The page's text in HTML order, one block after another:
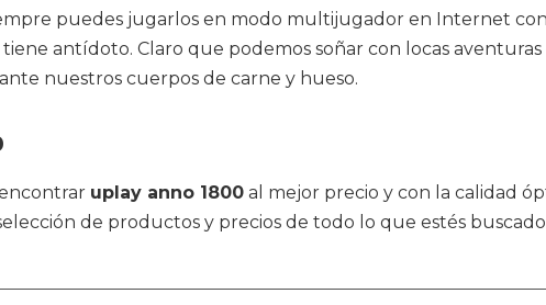
puedes jugarlos en modo multijugador en Internet
antídoto. Claro que podemos soñar con locas
nuestros cuerpos de carne y hueso.
uplay anno 1800 al mejor precio y con la calidad
de productos y precios de todo lo que estés